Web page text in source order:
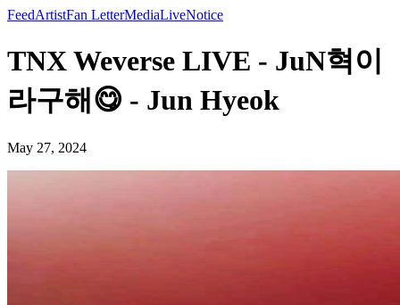
FeedArtistFan LetterMediaLiveNotice
TNX Weverse LIVE - JuN혁이
라구해😋 - Jun Hyeok
May 27, 2024